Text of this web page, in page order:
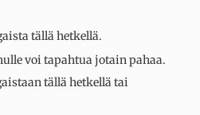
tällä hetkellä.
voi tapahtua jotain pahaa.
tällä hetkellä tai